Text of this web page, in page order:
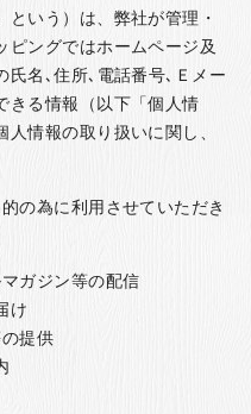
いう）は、弊社が管理・
ピングではホームページ及
氏名､住所､電話番号､Ｅメー
きる情報（以下「個人情
情報の取り扱いに関し、
の為に利用させていただき
ガジン等の配信
け
提供